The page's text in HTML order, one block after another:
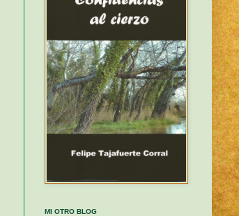
MI OTRO BLOG